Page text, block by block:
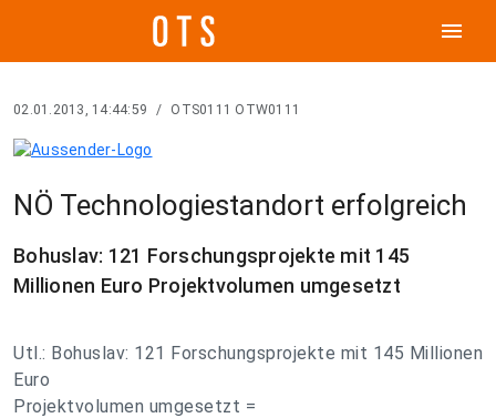
menu
02.01.2013, 14:44:59 / OTS0111 OTW0111
NÖ Technologiestandort erfolgreich
Bohuslav: 121 Forschungsprojekte mit 145
Millionen Euro Projektvolumen umgesetzt
Utl.: Bohuslav: 121 Forschungsprojekte mit 145 Millionen
Euro
Projektvolumen umgesetzt =